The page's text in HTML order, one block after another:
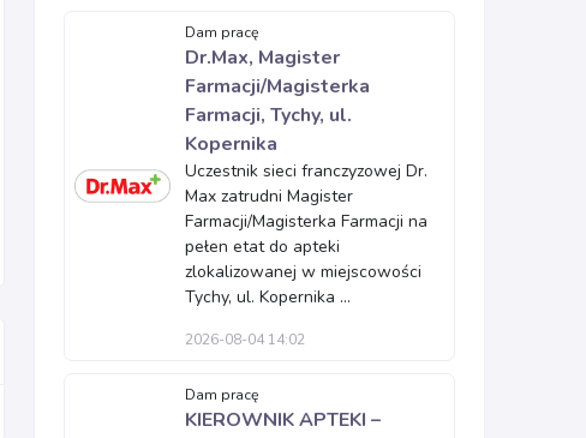
Dam pracę
Dr.Max, Magister
Farmacji/Magisterka
Farmacji, Tychy, ul.
Kopernika
Uczestnik sieci franczyzowej Dr.
Max zatrudni Magister
Farmacji/Magisterka Farmacji na
pełen etat do apteki
zlokalizowanej w miejscowości
Tychy, ul. Kopernika ...
2026-08-04 14:02
Dam pracę
KIEROWNIK APTEKI –